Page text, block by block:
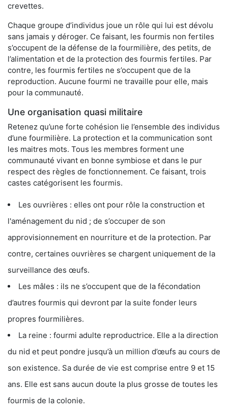
crevettes.
Chaque groupe d’individus joue un rôle qui lui est dévolu
sans jamais y déroger. Ce faisant, les fourmis non fertiles
s’occupent de la défense de la fourmilière, des petits, de
l’alimentation et de la protection des fourmis fertiles. Par
contre, les fourmis fertiles ne s’occupent que de la
reproduction. Aucune fourmi ne travaille pour elle, mais
pour la communauté.
Une organisation quasi militaire
Retenez qu’une forte cohésion lie l’ensemble des individus
d’une fourmilière. La protection et la communication sont
les maitres mots. Tous les membres forment une
communauté vivant en bonne symbiose et dans le pur
respect des règles de fonctionnement. Ce faisant, trois
castes catégorisent les fourmis.
Les ouvrières : elles ont pour rôle la construction et
l'aménagement du nid ; de s’occuper de son
approvisionnement en nourriture et de la protection. Par
contre, certaines ouvrières se chargent uniquement de la
surveillance des œufs.
Les mâles : ils ne s’occupent que de la fécondation
d’autres fourmis qui devront par la suite fonder leurs
propres fourmilières.
La reine : fourmi adulte reproductrice. Elle a la direction
du nid et peut pondre jusqu’à un million d’œufs au cours de
son existence. Sa durée de vie est comprise entre 9 et 15
ans. Elle est sans aucun doute la plus grosse de toutes les
fourmis de la colonie.